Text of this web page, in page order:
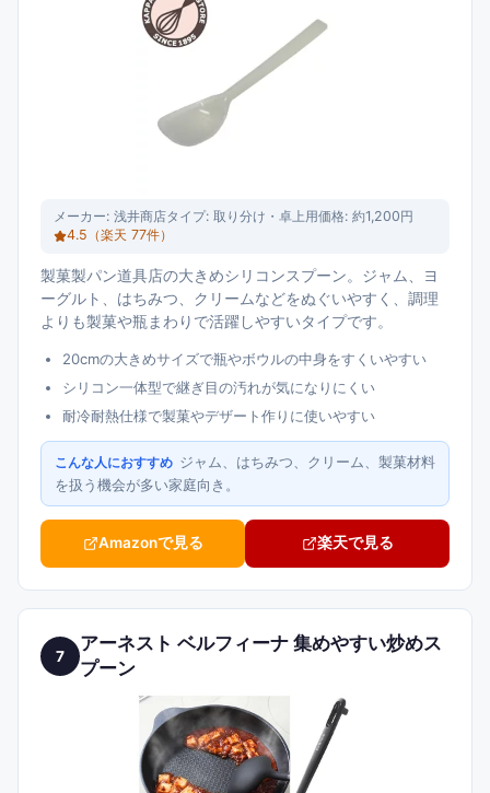
メーカー: 浅井商店タイプ: 取り分け・卓上用価格: 約1,200円
4.5 （楽天 77件）
製菓製パン道具店の大きめシリコンスプーン。ジャム、ヨ
ーグルト、はちみつ、クリームなどをぬぐいやすく、調理
よりも製菓や瓶まわりで活躍しやすいタイプです。
20cmの大きめサイズで瓶やボウルの中身をすくいやすい
シリコン一体型で継ぎ目の汚れが気になりにくい
耐冷耐熱仕様で製菓やデザート作りに使いやすい
こんな人におすすめ ジャム、はちみつ、クリーム、製菓材料
を扱う機会が多い家庭向き。
Amazonで見る 楽天で見る
7
アーネスト ベルフィーナ 集めやすい炒めス
プーン